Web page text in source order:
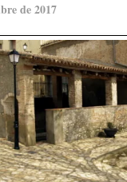
de 2017